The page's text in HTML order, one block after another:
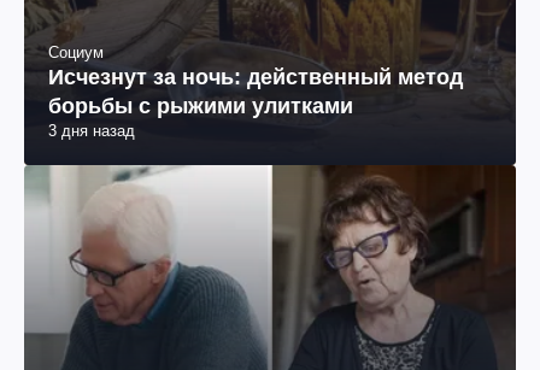
Социум
Исчезнут за ночь: действенный метод
борьбы с рыжими улитками
3 дня назад